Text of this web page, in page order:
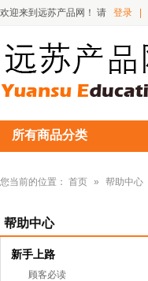
欢迎来到远苏产品网！ 请 登录
所有商品分类
您当前的位置： 首页 » 帮助中心
帮助中心
新手上路
顾客必读